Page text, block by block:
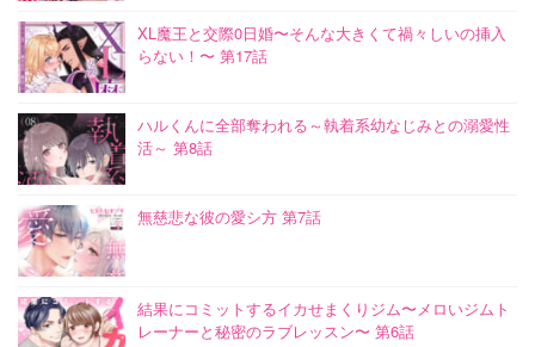
XL魔王と交際0日婚〜そんな大きくて禍々しいの挿入
らない！〜 第17話
ハルくんに全部奪われる～執着系幼なじみとの溺愛性
活～ 第8話
無慈悲な彼の愛シ方 第7話
結果にコミットするイカせまくりジム〜メロいジムト
レーナーと秘密のラブレッスン〜 第6話